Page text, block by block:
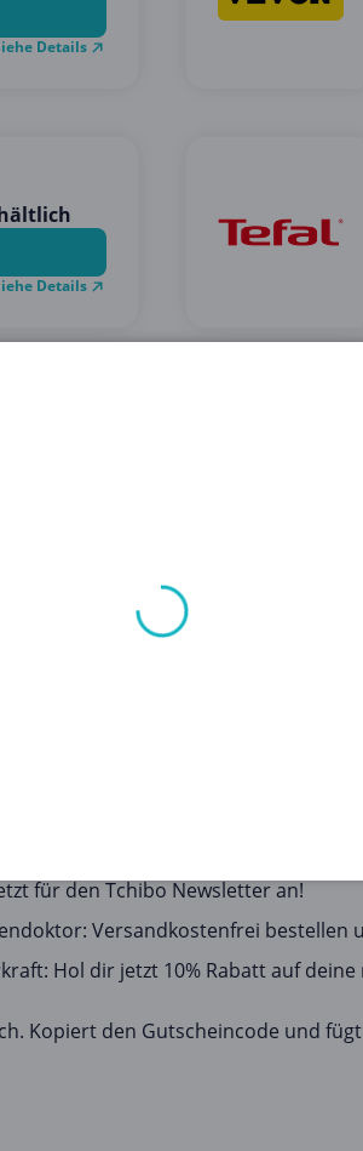
Details
Details
Angeboten in Garten, Haushalt &
und tierische Begleiter. Wir
Denn wer sagt, dass ihr nicht
Tiere dieses Monats einsteigen:
Rabatt auf Trockenfutter & Snacks
zu 33% Rabatt auf Deinen
für den Tchibo Newsletter an!
Versandkostenfrei bestellen
Hol dir jetzt 10% Rabatt auf
Kopiert den Gutscheincode und